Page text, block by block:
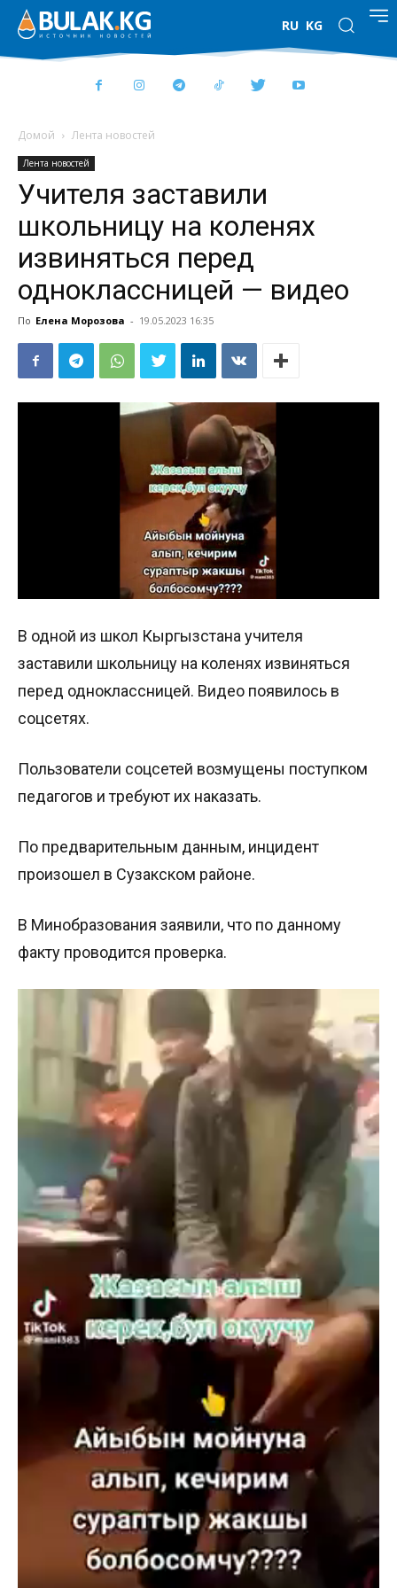
RU KG
Домой Лента новостей
Лента новостей
Учителя заставили
школьницу на коленях
извиняться перед
одноклассницей — видео
По Елена Морозова - 19.05.2023 16:35
В одной из школ Кыргызстана учителя
заставили школьницу на коленях извиняться
перед одноклассницей. Видео появилось в
соцсетях.
Пользователи соцсетей возмущены поступком
педагогов и требуют их наказать.
По предварительным данным, инцидент
произошел в Сузакском районе.
В Минобразования заявили, что по данному
факту проводится проверка.